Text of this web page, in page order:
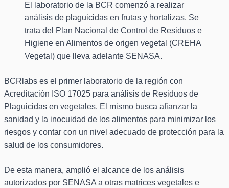
El laboratorio de la BCR comenzó a realizar
análisis de plaguicidas en frutas y hortalizas. Se
trata del Plan Nacional de Control de Residuos e
Higiene en Alimentos de origen vegetal (CREHA
Vegetal) que lleva adelante SENASA.
BCRlabs es el primer laboratorio de la región con
Acreditación ISO 17025 para análisis de Residuos de
Plaguicidas en vegetales. El mismo busca afianzar la
sanidad y la inocuidad de los alimentos para minimizar los
riesgos y contar con un nivel adecuado de protección para la
salud de los consumidores.
De esta manera, amplió el alcance de los análisis
autorizados por SENASA a otras matrices vegetales e